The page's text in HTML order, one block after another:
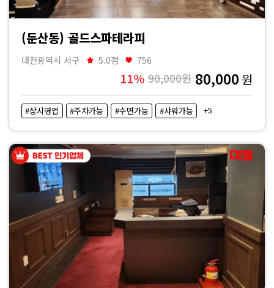
(둔산동) 골드스파테라피
대전광역시 서구 5.0점 756
11% 90,000원 80,000 원
#상시영업 #주차가능 #수면가능 #샤워가능 +5